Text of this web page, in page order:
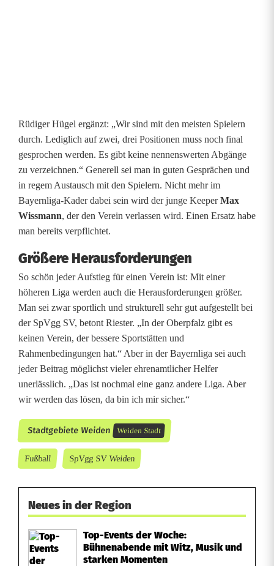
Rüdiger Hügel ergänzt: „Wir sind mit den meisten Spielern
durch. Lediglich auf zwei, drei Positionen muss noch final
gesprochen werden. Es gibt keine nennenswerten Abgänge
zu verzeichnen.“ Generell sei man in guten Gesprächen und
in regem Austausch mit den Spielern. Nicht mehr im
Bayernliga-Kader dabei sein wird der junge KeeperMax
Wissmann, der den Verein verlassen wird. Einen Ersatz habe
man bereits verpflichtet.
Größere Herausforderungen
So schön jeder Aufstieg für einen Verein ist: Mit einer
höheren Liga werden auch die Herausforderungen größer.
Man sei zwar sportlich und strukturell sehr gut aufgestellt bei
der SpVgg SV, betont Riester. „In der Oberpfalz gibt es
keinen Verein, der bessere Sportstätten und
Rahmenbedingungen hat.“ Aber in der Bayernliga sei auch
jeder Beitrag möglichst vieler ehrenamtlicher Helfer
unerlässlich. „Das ist nochmal eine ganz andere Liga. Aber
wir werden das lösen, da bin ich mir sicher.“
Stadtgebiete Weiden Weiden Stadt
Fußball SpVgg SV Weiden
Neues in der Region
Top-Events der Woche:
Bühnenabende mit Witz, Musik und
starken Momenten